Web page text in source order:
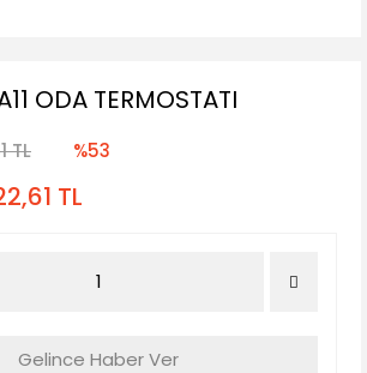
ODA TERMOSTATI
TL %53
TL
Gelince Haber Ver